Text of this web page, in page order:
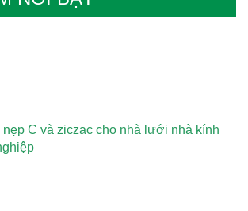
nẹp C và ziczac cho nhà lưới nhà kính